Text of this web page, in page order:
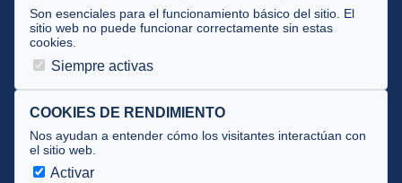
Tecnificación
JUECES Y OFICIALES
Documentos
Cursos
Circulares oficiales
Son esenciales para el funcionamiento básico del sitio. El
sitio web no puede funcionar correctamente sin estas
cookies.
Siempre activas
COOKIES DE RENDIMIENTO
Nos ayudan a entender cómo los visitantes interactúan con
el sitio web.
Activar